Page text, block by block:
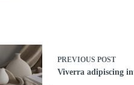
PREVIOUS POST
Viverra adipiscing